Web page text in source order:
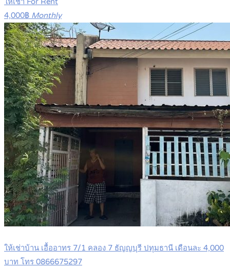
4,000฿ Monthly
ให้เช่าบ้าน เอื้ออาทร 7/1 คลอง 7 ธัญญบุรี ปทุมธานี เดือนละ 4,000
บาท โทร 0866675297